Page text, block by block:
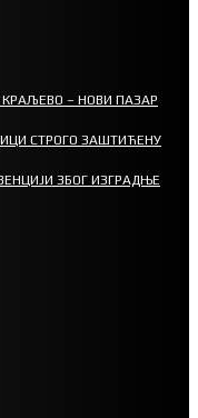
– НОВИ ПАЗАР
СТРОГО ЗАШТИЋЕНУ
ЗБОГ ИЗГРАДЊЕ